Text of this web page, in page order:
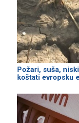
Požari, suša,
koštati evropsku